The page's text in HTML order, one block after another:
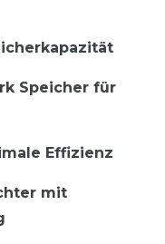
Speicher für
Effizienz
mit